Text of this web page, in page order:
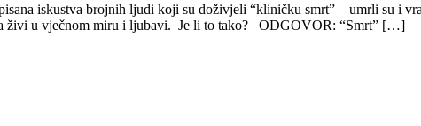
iskustva brojnih ljudi koji su doživjeli “kliničku smrt” – umrli su i
živi u vječnom miru i ljubavi. Je li to tako? ODGOVOR: “Smrt” […]